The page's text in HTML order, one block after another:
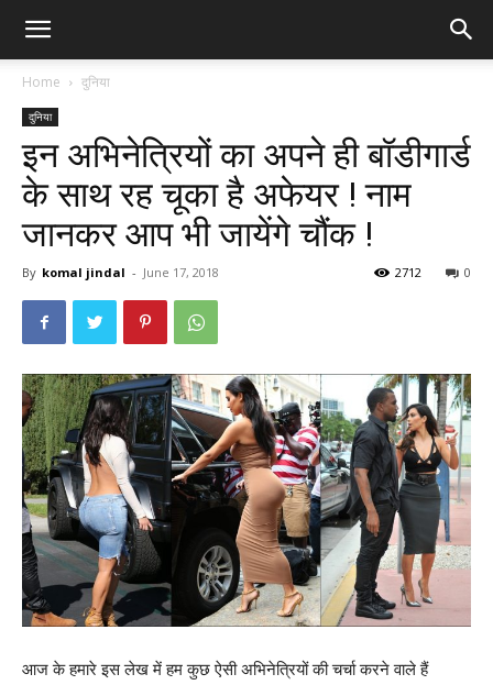
Home दुनिया
दुनिया
इन अभिनेत्रियों का अपने ही बॉडीगार्ड
के साथ रह चूका है अफेयर ! नाम
जानकर आप भी जायेंगे चौंक !
By komal jindal - June 17, 2018 0
2712
आज के हमारे इस लेख में हम कुछ ऐसी अभिनेत्रियों की चर्चा करने वाले हैं